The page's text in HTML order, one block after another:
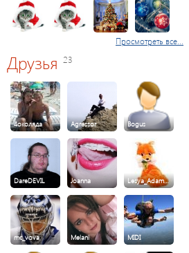
Просмотреть все...
Друзья 23
4околяда Agressor Bogus
DareDEVIL Joanna Lesya_Adam…
mc_vova Melani MIDI